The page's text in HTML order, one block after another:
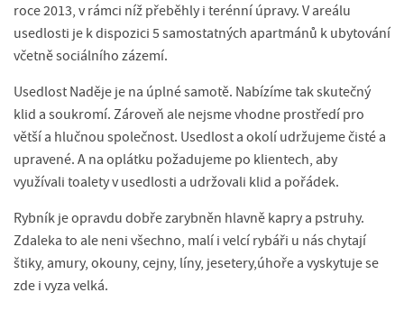
roce 2013, v rámci níž přeběhly i terénní úpravy. V areálu
usedlosti je k dispozici 5 samostatných apartmánů k ubytování
včetně sociálního zázemí.
Usedlost Naděje je na úplné samotě. Nabízíme tak skutečný
klid a soukromí. Zároveň ale nejsme vhodne prostředí pro
větší a hlučnou společnost. Usedlost a okolí udržujeme čisté a
upravené. A na oplátku požadujeme po klientech, aby
využívali toalety v usedlosti a udržovali klid a pořádek.
Rybník je opravdu dobře zarybněn hlavně kapry a pstruhy.
Zdaleka to ale neni všechno, malí i velcí rybáři u nás chytají
štiky, amury, okouny, cejny, líny, jesetery,úhoře a vyskytuje se
zde i vyza velká.